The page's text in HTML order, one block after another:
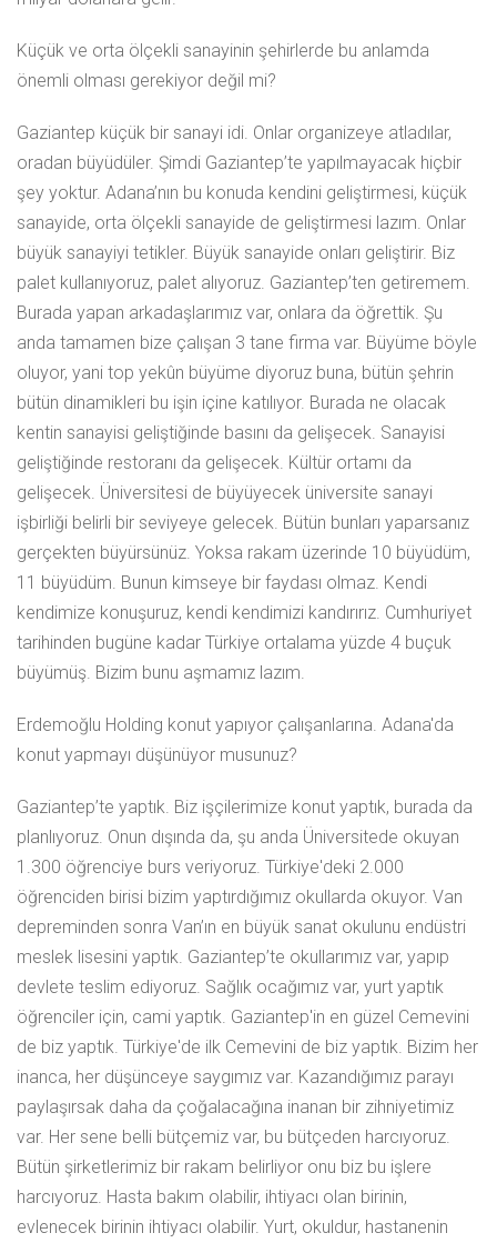
Küçük ve orta ölçekli sanayinin şehirlerde bu anlamda
önemli olması gerekiyor değil mi?
Gaziantep küçük bir sanayi idi. Onlar organizeye atladılar,
oradan büyüdüler. Şimdi Gaziantep’te yapılmayacak hiçbir
şey yoktur. Adana’nın bu konuda kendini geliştirmesi, küçük
sanayide, orta ölçekli sanayide de geliştirmesi lazım. Onlar
büyük sanayiyi tetikler. Büyük sanayide onları geliştirir. Biz
palet kullanıyoruz, palet alıyoruz. Gaziantep’ten getiremem.
Burada yapan arkadaşlarımız var, onlara da öğrettik. Şu
anda tamamen bize çalışan 3 tane firma var. Büyüme böyle
oluyor, yani top yekûn büyüme diyoruz buna, bütün şehrin
bütün dinamikleri bu işin içine katılıyor. Burada ne olacak
kentin sanayisi geliştiğinde basını da gelişecek. Sanayisi
geliştiğinde restoranı da gelişecek. Kültür ortamı da
gelişecek. Üniversitesi de büyüyecek üniversite sanayi
işbirliği belirli bir seviyeye gelecek. Bütün bunları yaparsanız
gerçekten büyürsünüz. Yoksa rakam üzerinde 10 büyüdüm,
11 büyüdüm. Bunun kimseye bir faydası olmaz. Kendi
kendimize konuşuruz, kendi kendimizi kandırırız. Cumhuriyet
tarihinden bugüne kadar Türkiye ortalama yüzde 4 buçuk
büyümüş. Bizim bunu aşmamız lazım.
Erdemoğlu Holding konut yapıyor çalışanlarına. Adana'da
konut yapmayı düşünüyor musunuz?
Gaziantep’te yaptık. Biz işçilerimize konut yaptık, burada da
planlıyoruz. Onun dışında da, şu anda Üniversitede okuyan
1.300 öğrenciye burs veriyoruz. Türkiye'deki 2.000
öğrenciden birisi bizim yaptırdığımız okullarda okuyor. Van
depreminden sonra Van’ın en büyük sanat okulunu endüstri
meslek lisesini yaptık. Gaziantep’te okullarımız var, yapıp
devlete teslim ediyoruz. Sağlık ocağımız var, yurt yaptık
öğrenciler için, cami yaptık. Gaziantep'in en güzel Cemevini
de biz yaptık. Türkiye'de ilk Cemevini de biz yaptık. Bizim her
inanca, her düşünceye saygımız var. Kazandığımız parayı
paylaşırsak daha da çoğalacağına inanan bir zihniyetimiz
var. Her sene belli bütçemiz var, bu bütçeden harcıyoruz.
Bütün şirketlerimiz bir rakam belirliyor onu biz bu işlere
harcıyoruz. Hasta bakım olabilir, ihtiyacı olan birinin,
evlenecek birinin ihtiyacı olabilir. Yurt, okuldur, hastanenin